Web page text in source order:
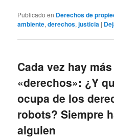
Publicado en Derechos de
ambiente,derechos,justicia |
Cada vez hay más
«derechos»: ¿Y
ocupa de los
robots? Siempre
alguien